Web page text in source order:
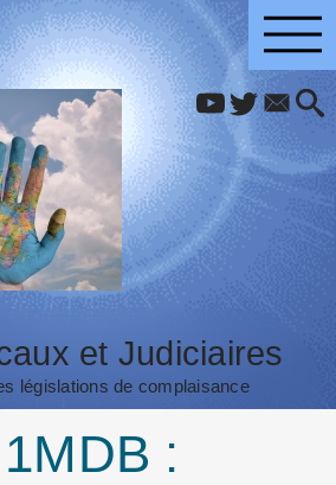
et Judiciaires
législations de complaisance
: